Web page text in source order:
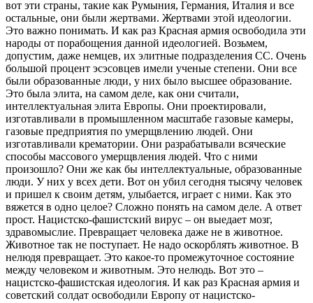
вот эти страны, такие как Румыния, Германия, Италия и все
остальные, они были жертвами. Жертвами этой идеологии.
Это важно понимать. И как раз Красная армия освободила эти
народы от порабощения данной идеологией. Возьмем,
допустим, даже немцев, их элитные подразделения СС. Очень
большой процент эсэсовцев имели ученые степени. Они все
были образованные люди, у них было высшее образование.
Это была элита, на самом деле, как они считали,
интеллектуальная элита Европы. Они проектировали,
изготавливали в промышленном масштабе газовые камеры,
газовые предприятия по умерщвлению людей. Они
изготавливали крематории. Они разрабатывали всяческие
способы массового умерщвления людей. Что с ними
произошло? Они же как бы интеллектуальные, образованные
люди. У них у всех дети. Вот он убил сегодня тысячу человек
и пришел к своим детям, улыбается, играет с ними. Как это
вяжется в одно целое? Сложно понять на самом деле. А ответ
прост. Нацистско-фашистский вирус – он выедает мозг,
здравомыслие. Превращает человека даже не в животное.
Животное так не поступает. Не надо оскорблять животное. В
нелюдя превращает. Это какое-то промежуточное состояние
между человеком и животным. Это нелюдь. Вот это –
нацистско-фашистская идеология. И как раз Красная армия и
советский солдат освободили Европу от нацистско-